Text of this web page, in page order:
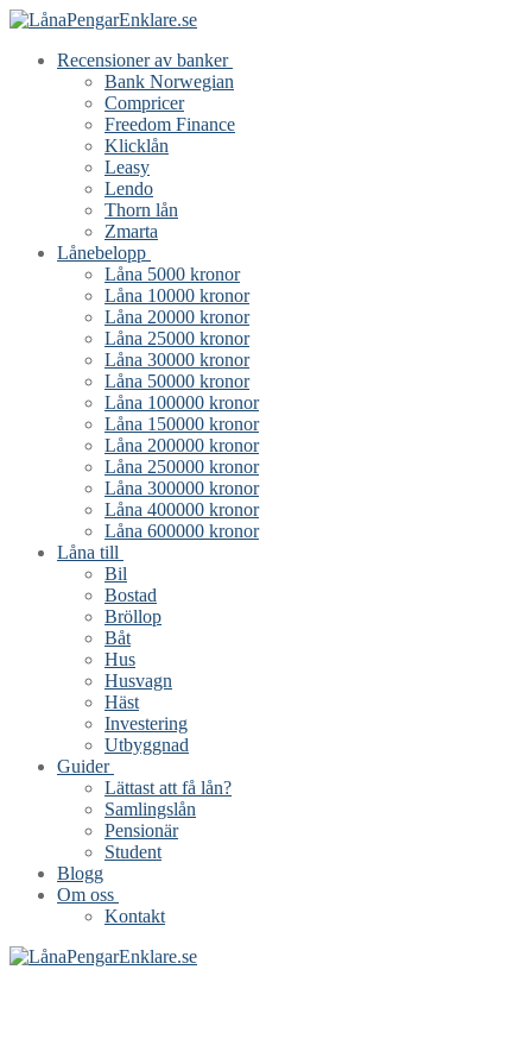
Hoppa
innehåll
Meny
Stäng
Recensioner av banker
Bank Norwegian
Compricer
Freedom Finance
Klicklån
Leasy
Lendo
Thorn lån
Zmarta
Lånebelopp
Låna 5000 kronor
Låna 10000 kronor
Låna 20000 kronor
Låna 25000 kronor
Låna 30000 kronor
Låna 50000 kronor
Låna 100000 kronor
Låna 150000 kronor
Låna 200000 kronor
Låna 250000 kronor
Låna 300000 kronor
Låna 400000 kronor
Låna 600000 kronor
Låna till
Bil
Bostad
Bröllop
Båt
Hus
Husvagn
Häst
Investering
Utbyggnad
Guider
Lättast att få lån?
Samlingslån
Pensionär
Student
Blogg
Om oss
Kontakt